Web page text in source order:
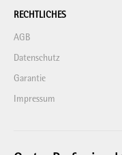
RECHTLICHES
AGB
Datenschutz
Garantie
Impressum